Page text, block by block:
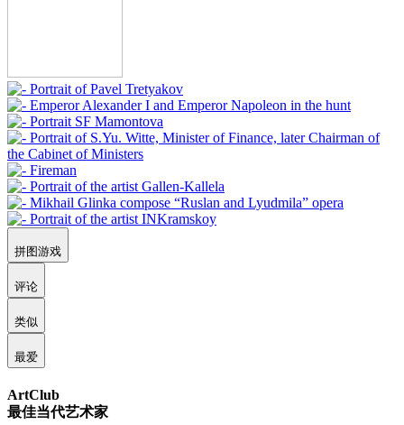
拼图游戏
评论
类似
最爱
ArtClub
最佳当代艺术家